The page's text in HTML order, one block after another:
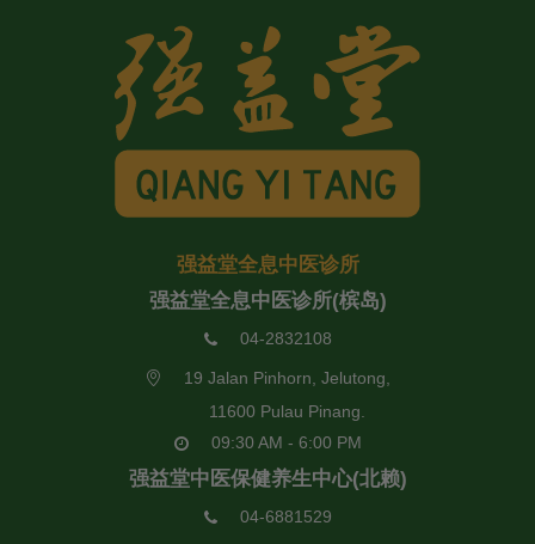
强益堂全息中医诊所
强益堂全息中医诊所(槟岛)
04-2832108
19 Jalan Pinhorn, Jelutong,
11600 Pulau Pinang.
09:30 AM - 6:00 PM
强益堂中医保健养生中心(北赖)
04-6881529